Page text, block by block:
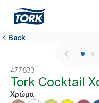
Back
477833
Tork Cocktail
Χρώμα